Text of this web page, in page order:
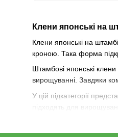
Клени японські на
Клени японські на
кроною. Така форма
Штамбові японські
вирощуванні. Завдяки
У цій підкатегорії
підходять для